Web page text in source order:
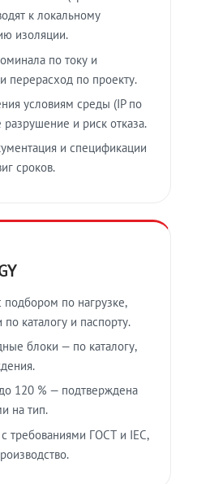
к локальному
изоляции.
по току и
перерасход по проекту.
условиям среды (IP по
и риск отказа.
и спецификации
сроков.
по нагрузке,
каталогу и паспорту.
блоки — по каталогу,
120 % — подтверждена
на тип.
требованиями ГОСТ и IEC,